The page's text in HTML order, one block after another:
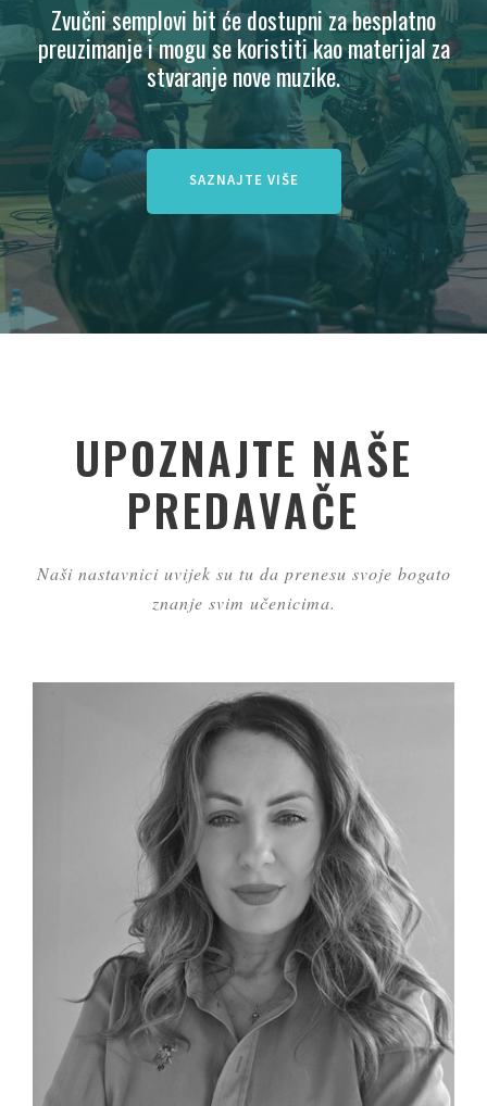
Zvučni semplovi bit će dostupni za besplatno
preuzimanje i mogu se koristiti kao materijal za
stvaranje nove muzike.
SAZNAJTE VIŠE
UPOZNAJTE NAŠE
PREDAVAČE
Naši nastavnici uvijek su tu da prenesu svoje bogato
znanje svim učenicima.